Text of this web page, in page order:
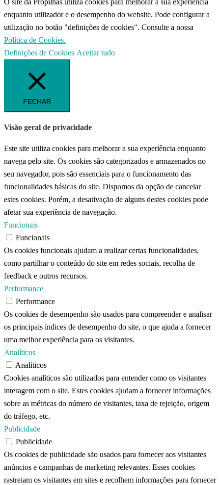
enquanto utilizador e o desempenho do website. Pode configurar a
utilização no botão "definições de cookies". Consulte a nossa
Política de Cookies.
Definições de Cookies Aceitar tudo
FECHAR
Visão geral de privacidade
Este site utiliza cookies para melhorar a sua experiência enquanto
navega pelo site. Os cookies são categorizados e armazenados no
seu navegador, pois são essenciais para o funcionamento das
funcionalidades básicas do site. Dispomos da opção de cancelar
estes cookies. Porém, a desativação de alguns destes cookies pode
afetar sua experiência de navegação.
Funcionais
Funcionais
Os cookies funcionais ajudam a realizar certas funcionalidades,
como partilhar o conteúdo do site em redes sociais, recolha de
feedback e outros recursos.
Performance
Performance
Os cookies de desempenho são usados ​​para compreender e analisar
os principais índices de desempenho do site, o que ajuda a fornecer
uma melhor experiência para os visitantes.
Analíticos
Analíticos
Cookies analíticos são utilizados ​​para entender como os visitantes
interagem com o site. Estes cookies ajudam a fornecer informações
sobre as métricas do número de visitantes, taxa de rejeição, origem
do tráfego, etc.
Publicidade
Publicidade
Os cookies de publicidade são usados ​​para fornecer aos visitantes
anúncios e campanhas de marketing relevantes. Esses cookies
rastreiam os visitantes em sites e recolhem informações para fornecer